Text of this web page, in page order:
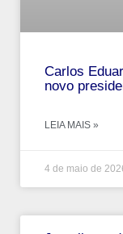
Carlos
novo
LEIA MAIS »
4 de maio de